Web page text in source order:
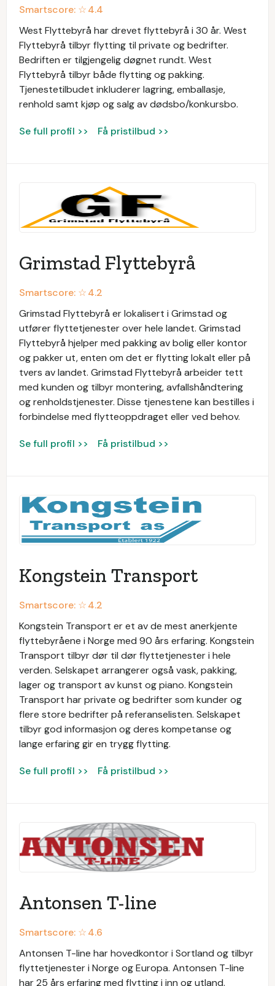
Smartscore: ☆4.4
West Flyttebyrå har drevet flyttebyrå i 30 år. West
Flyttebyrå tilbyr flytting til private og bedrifter.
Bedriften er tilgjengelig døgnet rundt. West
Flyttebyrå tilbyr både flytting og pakking.
Tjenestetilbudet inkluderer lagring, emballasje,
renhold samt kjøp og salg av dødsbo/konkursbo.
Se full profil >> Få pristilbud >>
Grimstad Flyttebyrå
Smartscore: ☆4.2
Grimstad Flyttebyrå er lokalisert i Grimstad og
utfører flyttetjenester over hele landet. Grimstad
Flyttebyrå hjelper med pakking av bolig eller kontor
og pakker ut, enten om det er flytting lokalt eller på
tvers av landet. Grimstad Flyttebyrå arbeider tett
med kunden og tilbyr montering, avfallshåndtering
og renholdstjenester. Disse tjenestene kan bestilles i
forbindelse med flytteoppdraget eller ved behov.
Se full profil >> Få pristilbud >>
Kongstein Transport
Smartscore: ☆4.2
Kongstein Transport er et av de mest anerkjente
flyttebyråene i Norge med 90 års erfaring. Kongstein
Transport tilbyr dør til dør flyttetjenester i hele
verden. Selskapet arrangerer også vask, pakking,
lager og transport av kunst og piano. Kongstein
Transport har private og bedrifter som kunder og
flere store bedrifter på referanselisten. Selskapet
tilbyr god informasjon og deres kompetanse og
lange erfaring gir en trygg flytting.
Se full profil >> Få pristilbud >>
Antonsen T-line
Smartscore: ☆4.6
Antonsen T-line har hovedkontor i Sortland og tilbyr
flyttetjenester i Norge og Europa. Antonsen T-line
har 25 års erfaring med flytting i inn og utland.